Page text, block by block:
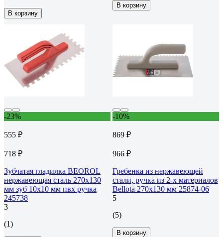
В корзину
В корзину
-23%
555 ₽
718 ₽
Зубчатая гладилка BEOROL
нержавеющая сталь 270x130
мм зуб 10x10 мм пвх ручка
245738
3
(1)
-10%
869 ₽
966 ₽
Гребенка из нержавеющей
стали, ручка из 2-х материалов
Bellota 270x130 мм 25874-06
5
(5)
В корзину